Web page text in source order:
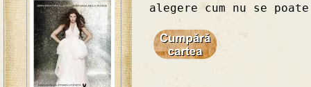
alegere cum nu se